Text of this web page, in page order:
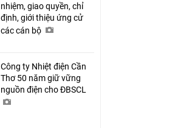
nhiệm, giao quyền, chỉ
định, giới thiệu ứng cử
các cán bộ
Công ty Nhiệt điện Cần
Thơ 50 năm giữ vững
nguồn điện cho ĐBSCL